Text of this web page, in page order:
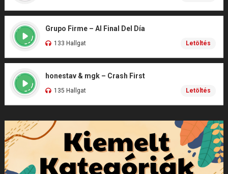
Grupo Firme – Al Final Del Día
133 Hallgat Letöltés
honestav & mgk – Crash First
135 Hallgat Letöltés